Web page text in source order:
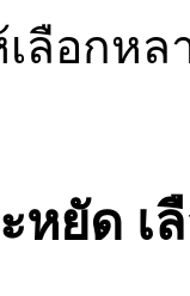
ลือกห
หยัด เ